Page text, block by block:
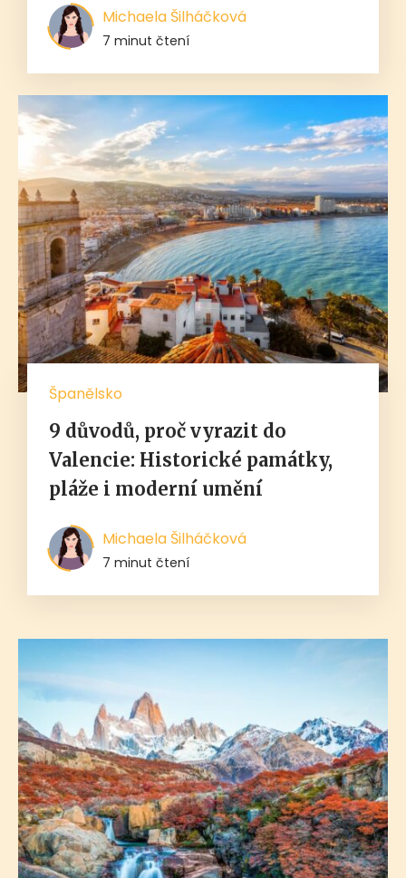
Michaela Šilháčková
7 minut čtení
Španělsko
9 důvodů, proč vyrazit do
Valencie: Historické památky,
pláže i moderní umění
Michaela Šilháčková
7 minut čtení